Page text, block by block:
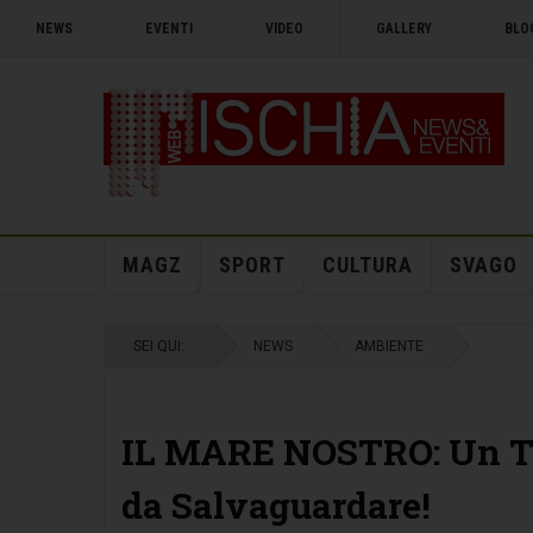
NEWS EVENTI VIDEO GALLERY
MAGZ SPORT CULTURA SVAGO
SEI QUI: NEWS AMBIENTE
IL MARE NOSTRO: Un
da Salvaguardare!